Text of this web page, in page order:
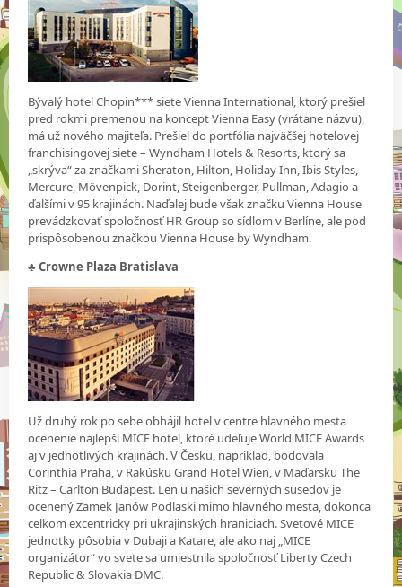
Bývalý hotel Chopin*** siete Vienna International, ktorý prešiel
pred rokmi premenou na koncept Vienna Easy (vrátane názvu),
má už nového majiteľa. Prešiel do portfólia najväčšej hotelovej
franchisingovej siete – Wyndham Hotels & Resorts, ktorý sa
„skrýva“ za značkami Sheraton, Hilton, Holiday Inn, Ibis Styles,
Mercure, Mövenpick, Dorint, Steigenberger, Pullman, Adagio a
ďalšími v 95 krajinách. Naďalej bude však značku Vienna House
prevádzkovať spoločnosť HR Group so sídlom v Berlíne, ale pod
prispôsobenou značkou Vienna House by Wyndham.
♣ Crowne Plaza Bratislava
Už druhý rok po sebe obhájil hotel v centre hlavného mesta
ocenenie najlepší MICE hotel, ktoré udeľuje World MICE Awards
aj v jednotlivých krajinách. V Česku, napríklad, bodovala
Corinthia Praha, v Rakúsku Grand Hotel Wien, v Maďarsku The
Ritz – Carlton Budapest. Len u našich severných susedov je
ocenený Zamek Janów Podlaski mimo hlavného mesta, dokonca
celkom excentricky pri ukrajinských hraniciach. Svetové MICE
jednotky pôsobia v Dubaji a Katare, ale ako naj „MICE
organizátor“ vo svete sa umiestnila spoločnosť Liberty Czech
Republic & Slovakia DMC.